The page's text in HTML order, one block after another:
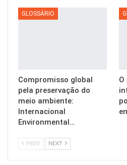
GLOSSÁRIO
Compromisso global
pela preservação do
meio ambiente:
Internacional
Environmental…
PREV NEXT